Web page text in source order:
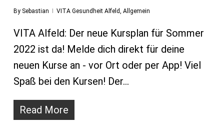
By Sebastian VITA Gesundheit Alfeld Allgemein
VITA Alfeld: Der neue Kursplan für Sommer
2022 ist da! Melde dich direkt für deine
neuen Kurse an - vor Ort oder per App! Viel
Spaß bei den Kursen! Der…
Read More